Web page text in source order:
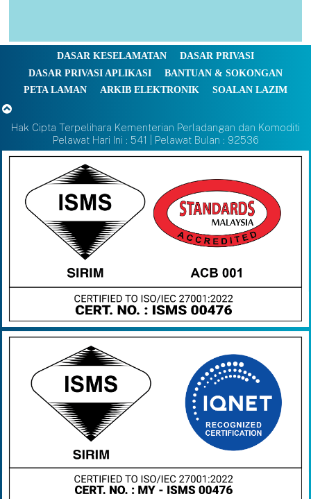
DASAR KESELAMATAN
DASAR PRIVASI
DASAR PRIVASI APLIKASI
BANTUAN & SOKONGAN
PETA LAMAN
ARKIB ELEKTRONIK SOALAN LAZIM
Hak Cipta Terpelihara Kementerian Perladangan dan Komoditi
Pelawat Hari Ini : 541 | Pelawat Bulan : 92536